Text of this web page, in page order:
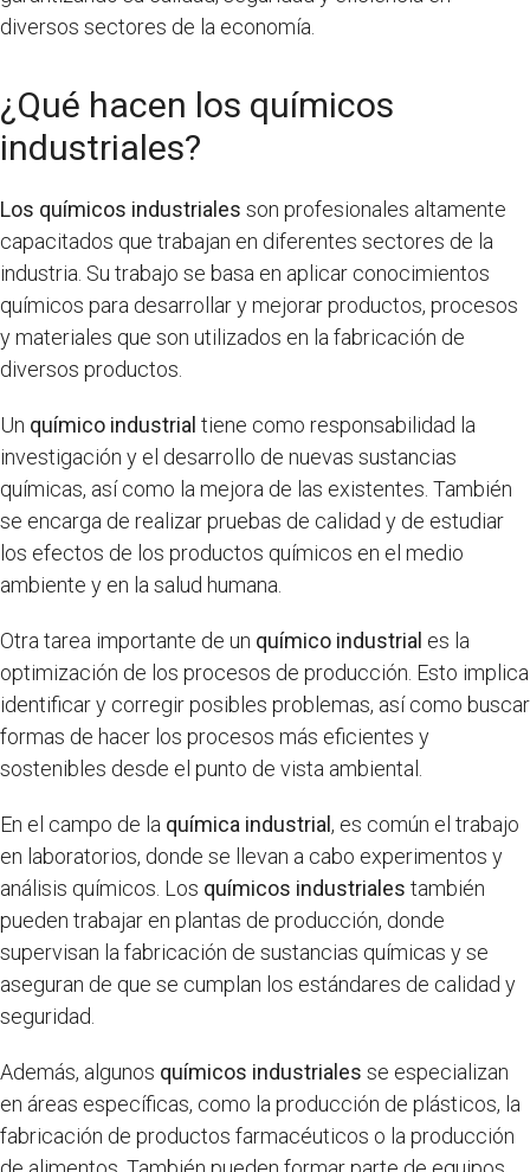
diversos sectores de la economía.
¿Qué hacen los químicos
industriales?
Los químicos industriales son profesionales altamente
capacitados que trabajan en diferentes sectores de la
industria. Su trabajo se basa en aplicar conocimientos
químicos para desarrollar y mejorar productos, procesos
y materiales que son utilizados en la fabricación de
diversos productos.
Un químico industrial tiene como responsabilidad la
investigación y el desarrollo de nuevas sustancias
químicas, así como la mejora de las existentes. También
se encarga de realizar pruebas de calidad y de estudiar
los efectos de los productos químicos en el medio
ambiente y en la salud humana.
Otra tarea importante de un químico industrial es la
optimización de los procesos de producción. Esto implica
identificar y corregir posibles problemas, así como buscar
formas de hacer los procesos más eficientes y
sostenibles desde el punto de vista ambiental.
En el campo de la química industrial , es común el trabajo
en laboratorios, donde se llevan a cabo experimentos y
análisis químicos. Los químicos industriales también
pueden trabajar en plantas de producción, donde
supervisan la fabricación de sustancias químicas y se
aseguran de que se cumplan los estándares de calidad y
seguridad.
Además, algunos químicos industriales se especializan
en áreas específicas, como la producción de plásticos, la
fabricación de productos farmacéuticos o la producción